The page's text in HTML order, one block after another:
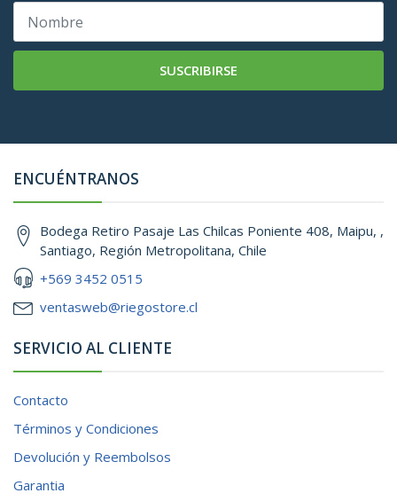
SUSCRIBIRSE
ENCUÉNTRANOS
Bodega Retiro Pasaje Las Chilcas Poniente 408, Maipu, ,
Santiago, Región Metropolitana, Chile
+569 3452 0515
ventasweb@riegostore.cl
SERVICIO AL CLIENTE
Contacto
Términos y Condiciones
Devolución y Reembolsos
Garantia